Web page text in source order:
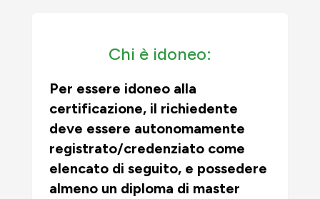
Chi è idoneo:
Per essere idoneo alla
certificazione, il richiedente
deve essere autonomamente
registrato/credenziato come
elencato di seguito, e possedere
almeno un diploma di master